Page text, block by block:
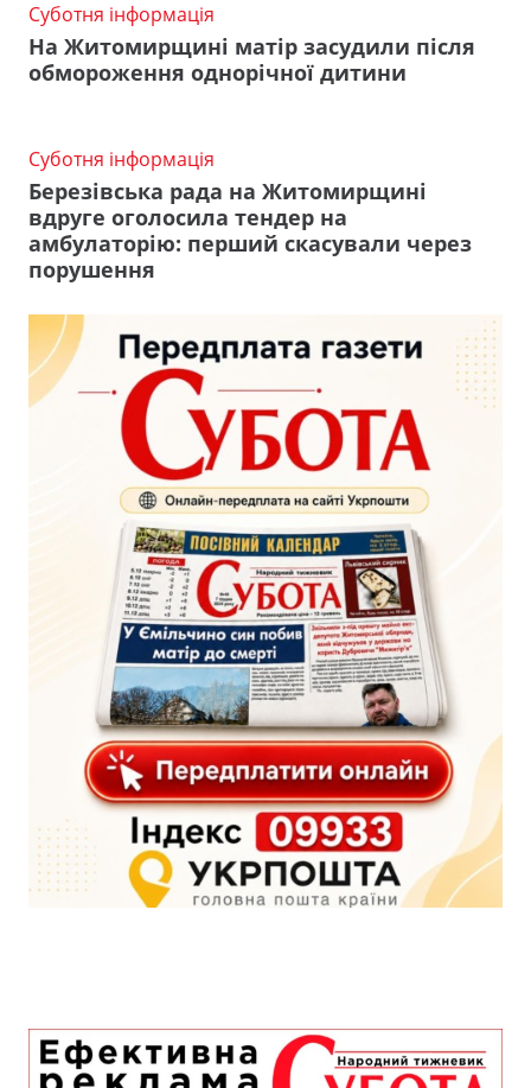
Суботня інформація
На Житомирщині матір засудили після
обмороження однорічної дитини
Суботня інформація
Березівська рада на Житомирщині
вдруге оголосила тендер на
амбулаторію: перший скасували через
порушення